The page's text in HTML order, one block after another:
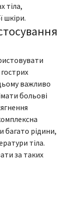
тіла,
шкіри.
важливо
больові
багато рідини,
тіла.
за таких